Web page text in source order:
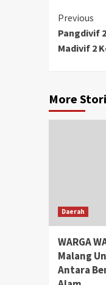
Previous
Pangdivif
Madivif 2
More
Daerah
WARGA
Malang
Antara